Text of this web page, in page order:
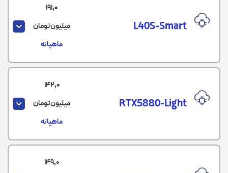
L40S-Smart
191,0
میلیون تومان
ماهیانه
RTX5880-Light
142,0
میلیون تومان
ماهیانه
149,0